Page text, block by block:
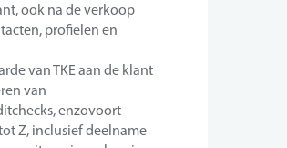
ook na de verkoop
profielen en
van TKE aan de klant
van
enzovoort
Z, inclusief deelname